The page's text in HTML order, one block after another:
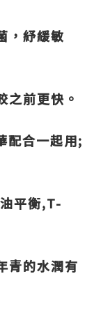
，紓緩敏
之前更快。
配合一起用;
平衡,T-
青的水潤有